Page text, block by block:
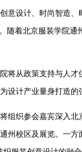
意设计、时尚智造
随着北京服装学院通
将从政策支持与人
设计产业量身打造的
组织参会嘉宾深入
州校区及展览。一